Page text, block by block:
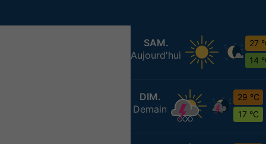
SAM.
Aujourd'hui
27
14
DIM.
Demain
29 °C
17 °C